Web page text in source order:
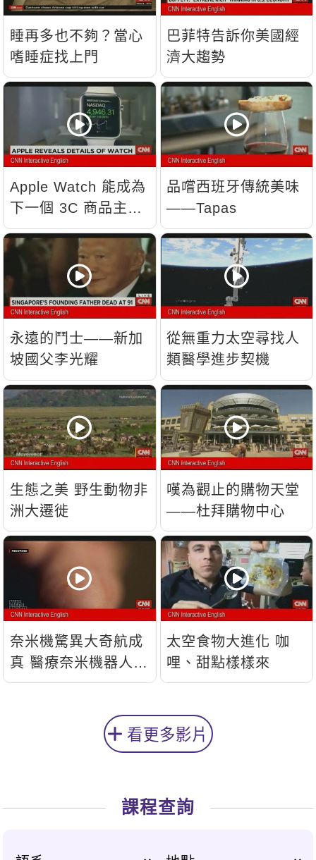
睡再多也不夠？當心
嗜睡症找上門
巴菲特告訴你美國經
濟大趨勢
Apple Watch 能成為
下一個 3C 商品主
流？
品嚐西班牙傳統美味
——Tapas
永遠的鬥士——新加
坡國父李光耀
從無重力太空尋找人
類醫學進步契機
生態之美 野生動物非
洲大遷徙
嘆為觀止的購物天堂
——杜拜購物中心
奈米機驚異大奇航成
真 醫療奈米機器人問
世
太空食物大進化 咖
哩、甜點樣樣來
看更多影片
課程查詢